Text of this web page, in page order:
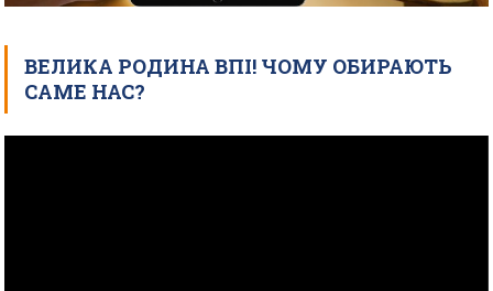
ВЕЛИКА РОДИНА ВПІ! ЧОМУ ОБИРАЮТЬ
САМЕ НАС?